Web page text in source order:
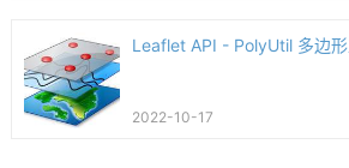
Leaflet API - PolyUtil 多边
2022-10-17